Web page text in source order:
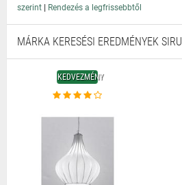
szerint | Rendezés a legfrissebbtől
MÁRKA KERESÉSI EREDMÉNYEK SIRU
KEDVEZMÉNY